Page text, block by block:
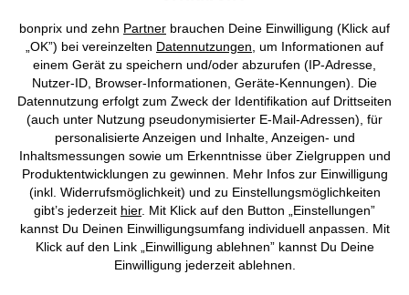
Preisangaben inkl. gesetzl. MwSt. und zzgl.
Service- &
Versandkosten
AGB Datenschutz Cookie-Einstellungen Impressum
Vertrag widerrufen
©2026 bonprix.Alle Rechte vorbehalten.
Deutsch Français
bonprix und zehn Partner brauchen Deine Einwilligung (Klick auf
„OK”) bei vereinzelten Datennutzungen , um Informationen auf
einem Gerät zu speichern und/oder abzurufen (IP-Adresse,
Nutzer-ID, Browser-Informationen, Geräte-Kennungen). Die
Datennutzung erfolgt zum Zweck der Identifikation auf Drittseiten
(auch unter Nutzung pseudonymisierter E-Mail-Adressen), für
personalisierte Anzeigen und Inhalte, Anzeigen- und
Inhaltsmessungen sowie um Erkenntnisse über Zielgruppen und
Produktentwicklungen zu gewinnen. Mehr Infos zur Einwilligung
(inkl. Widerrufsmöglichkeit) und zu Einstellungsmöglichkeiten
gibt’s jederzeit hier. Mit Klick auf den Button „Einstellungen”
kannst Du Deinen Einwilligungsumfang individuell anpassen. Mit
Klick auf den Link „Einwilligung ablehnen” kannst Du Deine
Einwilligung jederzeit ablehnen.